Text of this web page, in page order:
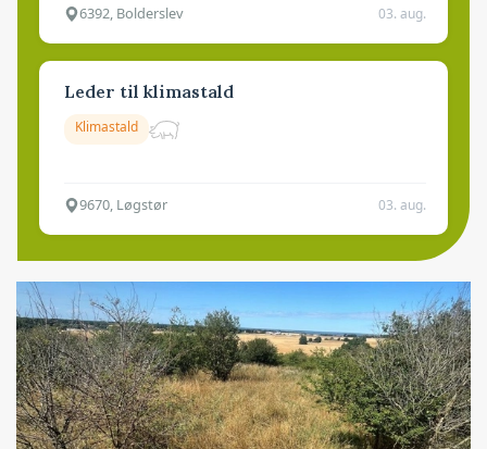
6392, Bolderslev 03. aug.
Leder til klimastald
Klimastald
9670, Løgstør 03. aug.